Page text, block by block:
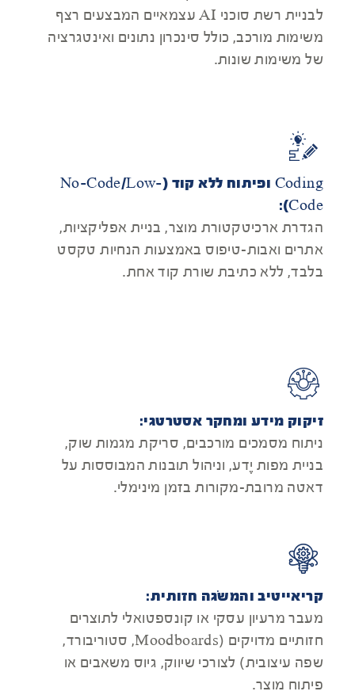
לבניית רשת סוכני AI עצמאיים המבצעים רצף
משימות מורכב, כולל סינכרון נתונים ואינטגרציה
של משימות שונות.
Coding ופיתוח ללא קוד (No-Code/Low-
Code):
הגדרת ארכיטקטורת מוצר, בניית אפליקציות,
אתרים ואבות-טיפוס באמצעות הנחיות טקסט
בלבד, ללא כתיבת שורת קוד אחת.
זיקוק מידע ומחקר אסטרטגי:
ניתוח מסמכים מורכבים, סריקת מגמות שוק,
בניית מפות יֶדע, וניהול תובנות המבוססות על
דאטה מרובת-מקורות בזמן מינימלי.
קריאייטיב והמשׂגה חזותית:
מעבר מרעיון עסקי או קונספטואלי לתוצרים
חזותיים מדויקים (Moodboards, סטוריבורד,
שפה עיצובית) לצורכי שיווק, גיוס משאבים או
פיתוח מוצר.